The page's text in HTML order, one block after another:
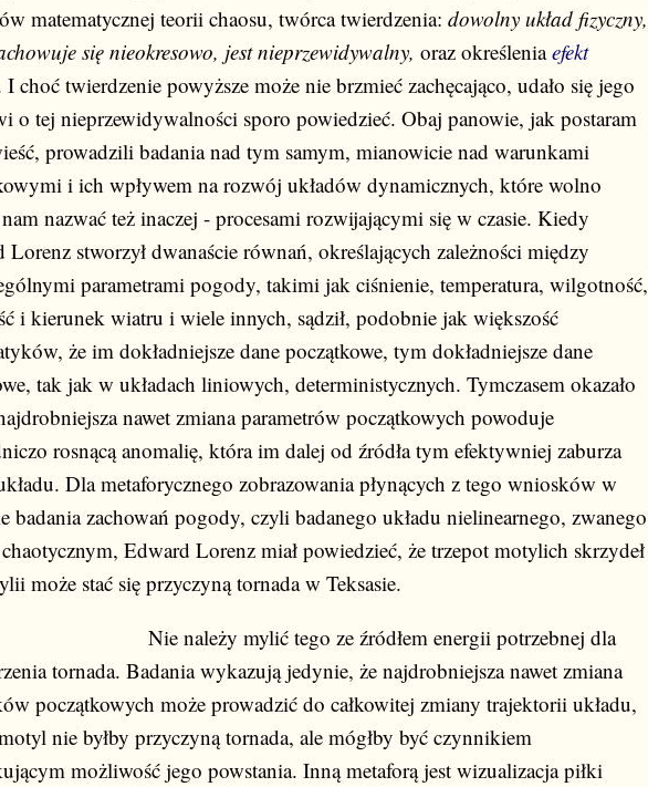
matematycznej teorii chaosu, twórca twierdzenia: dowolny układ fizyczny,
się nieokresowo, jest nieprzewidywalny, oraz określeniaefekt
I choć twierdzenie powyższe może nie brzmieć zachęcająco, udało się jego
o tej nieprzewidywalności sporo powiedzieć. Obaj panowie, jak postaram
prowadzili badania nad tym samym, mianowicie nad warunkami
i ich wpływem na rozwój układów dynamicznych, które wolno
nazwać też inaczej - procesami rozwijającymi się w czasie. Kiedy
Lorenz stworzył dwanaście równań, określających zależności między
parametrami pogody, takimi jak ciśnienie, temperatura, wilgotność,
i kierunek wiatru i wiele innych, sądził, podobnie jak większość
że im dokładniejsze dane początkowe, tym dokładniejsze dane
tak jak w układach liniowych, deterministycznych. Tymczasem okazało
nawet zmiana parametrów początkowych powoduje
rosnącą anomalię, która im dalej od źródła tym efektywniej zaburza
Dla metaforycznego zobrazowania płynących z tego wniosków w
badania zachowań pogody, czyli badanego układu nielinearnego, zwanego
Edward Lorenz miał powiedzieć, że trzepot motylich skrzydeł
może stać się przyczyną tornada w Teksasie.
Nie należy mylić tego ze źródłem energii potrzebnej dla
tornada. Badania wykazują jedynie, że najdrobniejsza nawet zmiana
początkowych może prowadzić do całkowitej zmiany trajektorii układu,
nie byłby przyczyną tornada, ale mógłby być czynnikiem
możliwość jego powstania. Inną metaforą jest wizualizacja piłki